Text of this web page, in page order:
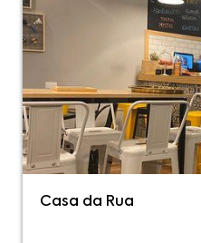
Casa da Rua